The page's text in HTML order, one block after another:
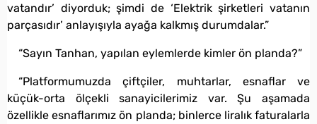
vatandır’ diyorduk; şimdi de ‘Elektrik şirketleri vatanın
parçasıdır’ anlayışıyla ayağa kalkmış durumdalar.”
“Sayın Tanhan, yapılan eylemlerde kimler ön planda?”
“Platformumuzda çiftçiler, muhtarlar, esnaflar ve
küçük-orta ölçekli sanayicilerimiz var. Şu aşamada
özellikle esnaflarımız ön planda; binlerce liralık faturalarla